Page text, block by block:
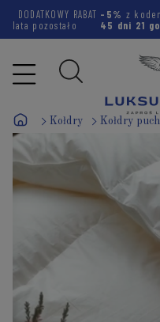
DODATKOWY RABAT -5% z
lata pozostało
45 dni 21
Kołdry Kołdry